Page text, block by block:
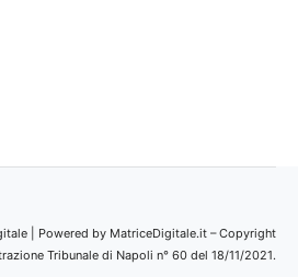
| Powered by MatriceDigitale.it – Copyright
Tribunale di Napoli n° 60 del 18/11/2021.